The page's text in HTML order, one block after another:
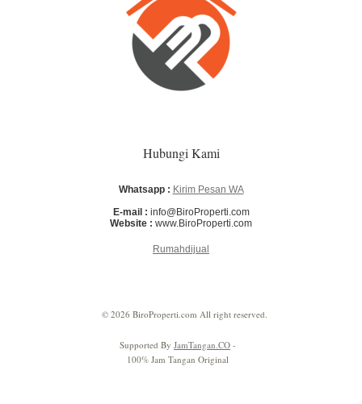
Hubungi Kami
Whatsapp : Kirim Pesan WA
E-mail : info@BiroProperti.com
Website : www.BiroProperti.com
Rumahdijual
© 2026 BiroProperti.com All right reserved.
Supported By JamTangan.CO -
100% Jam Tangan Original